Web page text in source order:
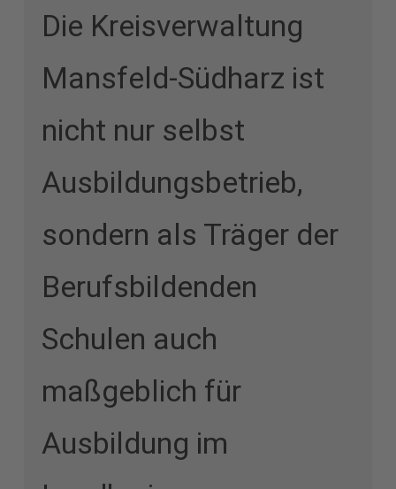
Die Kreisverwaltung
Mansfeld-Südharz ist
nicht nur selbst
Ausbildungsbetrieb,
sondern als Träger der
Berufsbildenden
Schulen auch
maßgeblich für
Ausbildung im